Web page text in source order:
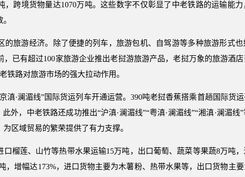
，跨境货物量达1070万吨。这些数字不仅彰显了中老铁路的运输能
的旅游经济。除了便捷的列车，旅游包机、自驾游等多种旅游形式也
已有超过100家旅游企业推出老挝游旅游产品，老挝万象的旅游酒店
铁路对旅游市场的强大拉动作用。
滇·澜湄线”国际货运列车开通运营。390吨老挝香蕉搭乘首趟国际货
外，中老铁路还成功推出“沪滇·澜湄线”“粤滇·澜湄线”“湘滇·澜湄线
区域贸易的繁荣提供了有力支撑。
口榴莲、山竹等热带水果运输15万吨，出口葡萄、蔬菜等果蔬8万吨
，增幅达173%，进口货物主要为木薯粉、热带水果等，出口货物主